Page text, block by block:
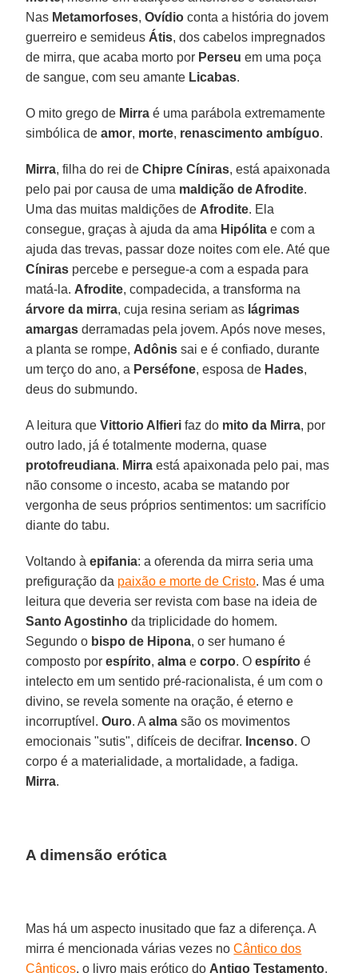
Nas Metamorfoses,Ovídio conta a história do jovem
guerreiro e semideus Átis, dos cabelos impregnados
de mirra, que acaba morto por Perseu em uma poça
de sangue, com seu amante Licabas.
O mito grego de Mirra é uma parábola extremamente
simbólica deamor, morte, renascimento ambíguo.
Mirra, filha do rei deChipre Cíniras, está apaixonada
pelo pai por causa de uma maldição de Afrodite.
Uma das muitas maldições de Afrodite. Ela
consegue, graças à ajuda da ama Hipólita e com a
ajuda das trevas, passar doze noites com ele. Até que
Cíniras percebe e persegue-a com a espada para
matá-la. Afrodite, compadecida, a transforma na
árvore da mirra, cuja resina seriam as lágrimas
amargas derramadas pela jovem. Após nove meses,
a planta se rompe, Adônis sai e é confiado, durante
um terço do ano, a Perséfone, esposa de Hades,
deus do submundo.
A leitura queVittorio Alfieri faz do mito da Mirra, por
outro lado, já é totalmente moderna, quase
protofreudiana. Mirra está apaixonada pelo pai, mas
não consome o incesto, acaba se matando por
vergonha de seus próprios sentimentos: um sacrifício
diante do tabu.
Voltando àepifania: a oferenda da mirra seria uma
prefiguração da paixão e morte de Cristo. Mas é uma
leitura que deveria ser revista com base na ideia de
Santo Agostinho da triplicidade do homem.
Segundo o bispo de Hipona, o ser humano é
composto porespírito,alma ecorpo. Oespírito é
intelecto em um sentido pré-racionalista, é um com o
divino, se revela somente na oração, é eterno e
incorruptível.Ouro. Aalma são os movimentos
emocionais "sutis", difíceis de decifrar. Incenso. O
corpo é a materialidade, a mortalidade, a fadiga.
Mirra.
A dimensão erótica
Mas há um aspecto inusitado que faz a diferença. A
mirra é mencionada várias vezes noCântico dos
Cânticos, o livro mais erótico do Antigo Testamento.